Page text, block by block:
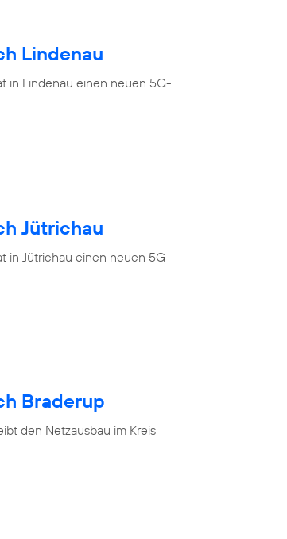
Lindenau
in Lindenau einen neuen 5G-
Jütrichau
in Jütrichau einen neuen 5G-
Braderup
den Netzausbau im Kreis